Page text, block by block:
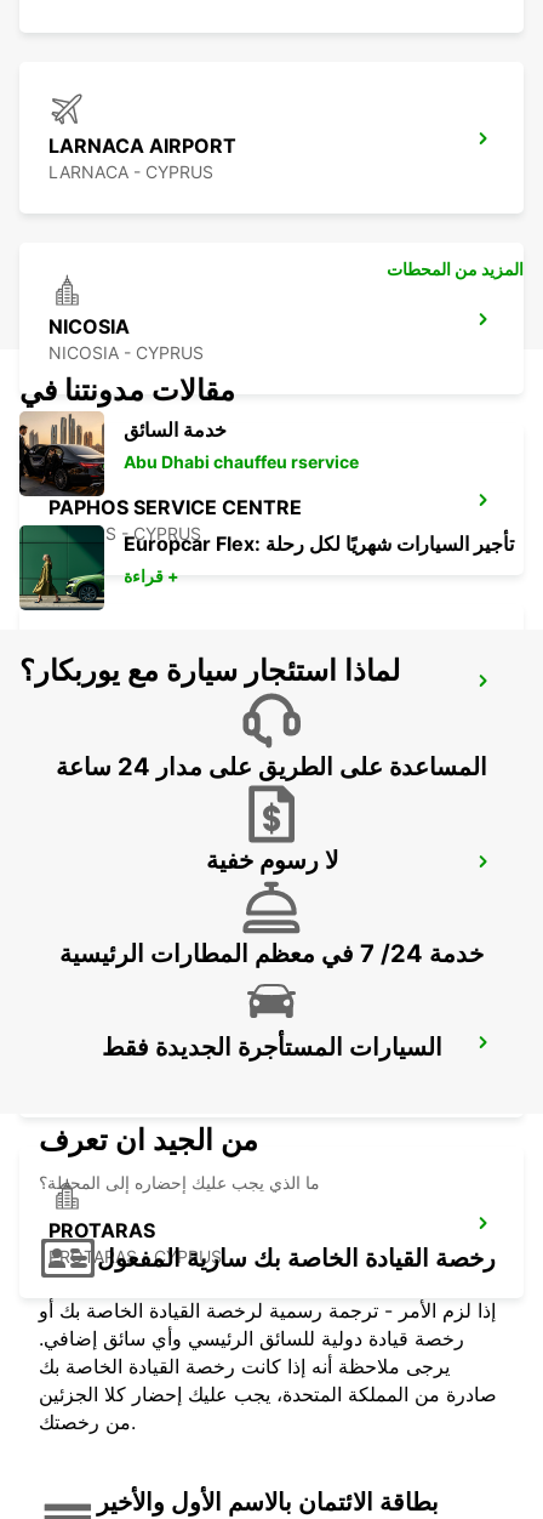
LARNACA AIRPORT
LARNACA - CYPRUS
NICOSIA
NICOSIA - CYPRUS
PAPHOS SERVICE CENTRE
PAPHOS - CYPRUS
PAPHOS AIRPORT
PAPHOS
PROTARAS
PROTARAS - CYPRUS
المزيد من المحطات
مقالات مدونتنا في
خدمة السائق
Abu Dhabi chauffeu rservice
Europcar Flex: تأجير السيارات شهريًا لكل رحلة
قراءة +
لماذا استئجار سيارة مع يوربكار؟
المساعدة على الطريق على مدار 24 ساعة
لا رسوم خفية
خدمة 24/ 7 في معظم المطارات الرئيسية
السيارات المستأجرة الجديدة فقط
من الجيد ان تعرف
ما الذي يجب عليك إحضاره إلى المحطة؟
رخصة القيادة الخاصة بك سارية المفعول
إذا لزم الأمر - ترجمة رسمية لرخصة القيادة الخاصة بك أو
رخصة قيادة دولية للسائق الرئيسي وأي سائق إضافي.
يرجى ملاحظة أنه إذا كانت رخصة القيادة الخاصة بك
صادرة من المملكة المتحدة، يجب عليك إحضار كلا الجزئين
من رخصتك.
بطاقة الائتمان بالاسم الأول والأخير